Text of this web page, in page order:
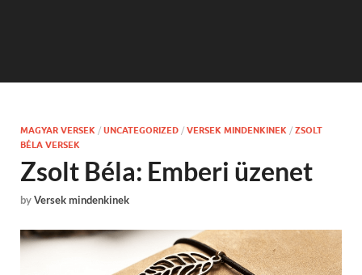
MAGYAR VERSEK / UNCATEGORIZED / VERSEK MINDENKINEK / ZSOLT
BÉLA VERSEK
Zsolt Béla: Emberi üzenet
byVersek mindenkinek